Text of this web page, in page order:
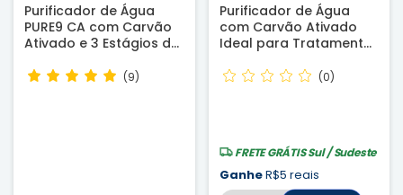
Purificador de Água
PURE9 CA com Carvão
Ativado e 3 Estágios de
INMETRO
(9)
Purificador de Água
com Carvão Ativado
Ideal para Tratamento
(0)
FRETE GRÁTISSul / Sudeste
GanheR$5 reais